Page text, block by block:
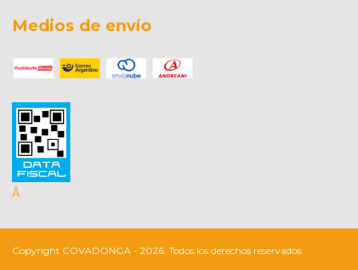
Medios de envío
Â
Copyright COVADONGA - 2026. Todos los derechos reservados.